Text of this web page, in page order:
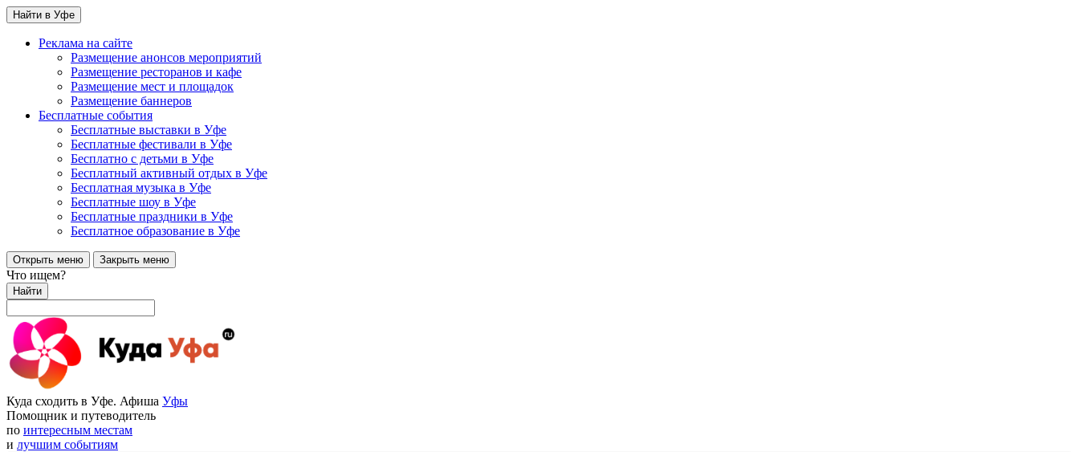
Найти в Уфе
Реклама на сайте
Размещение анонсов мероприятий
Размещение ресторанов и кафе
Размещение мест и площадок
Размещение баннеров
Бесплатные события
Бесплатные выставки в Уфе
Бесплатные фестивали в Уфе
Бесплатно с детьми в Уфе
Бесплатный активный отдых в Уфе
Бесплатная музыка в Уфе
Бесплатные шоу в Уфе
Бесплатные праздники в Уфе
Бесплатное образование в Уфе
Открыть меню Закрыть меню
Что ищем?
Найти
Куда сходить в Уфе. Афиша Уфы
Помощник и путеводитель
по интересным местам
и лучшим событиям